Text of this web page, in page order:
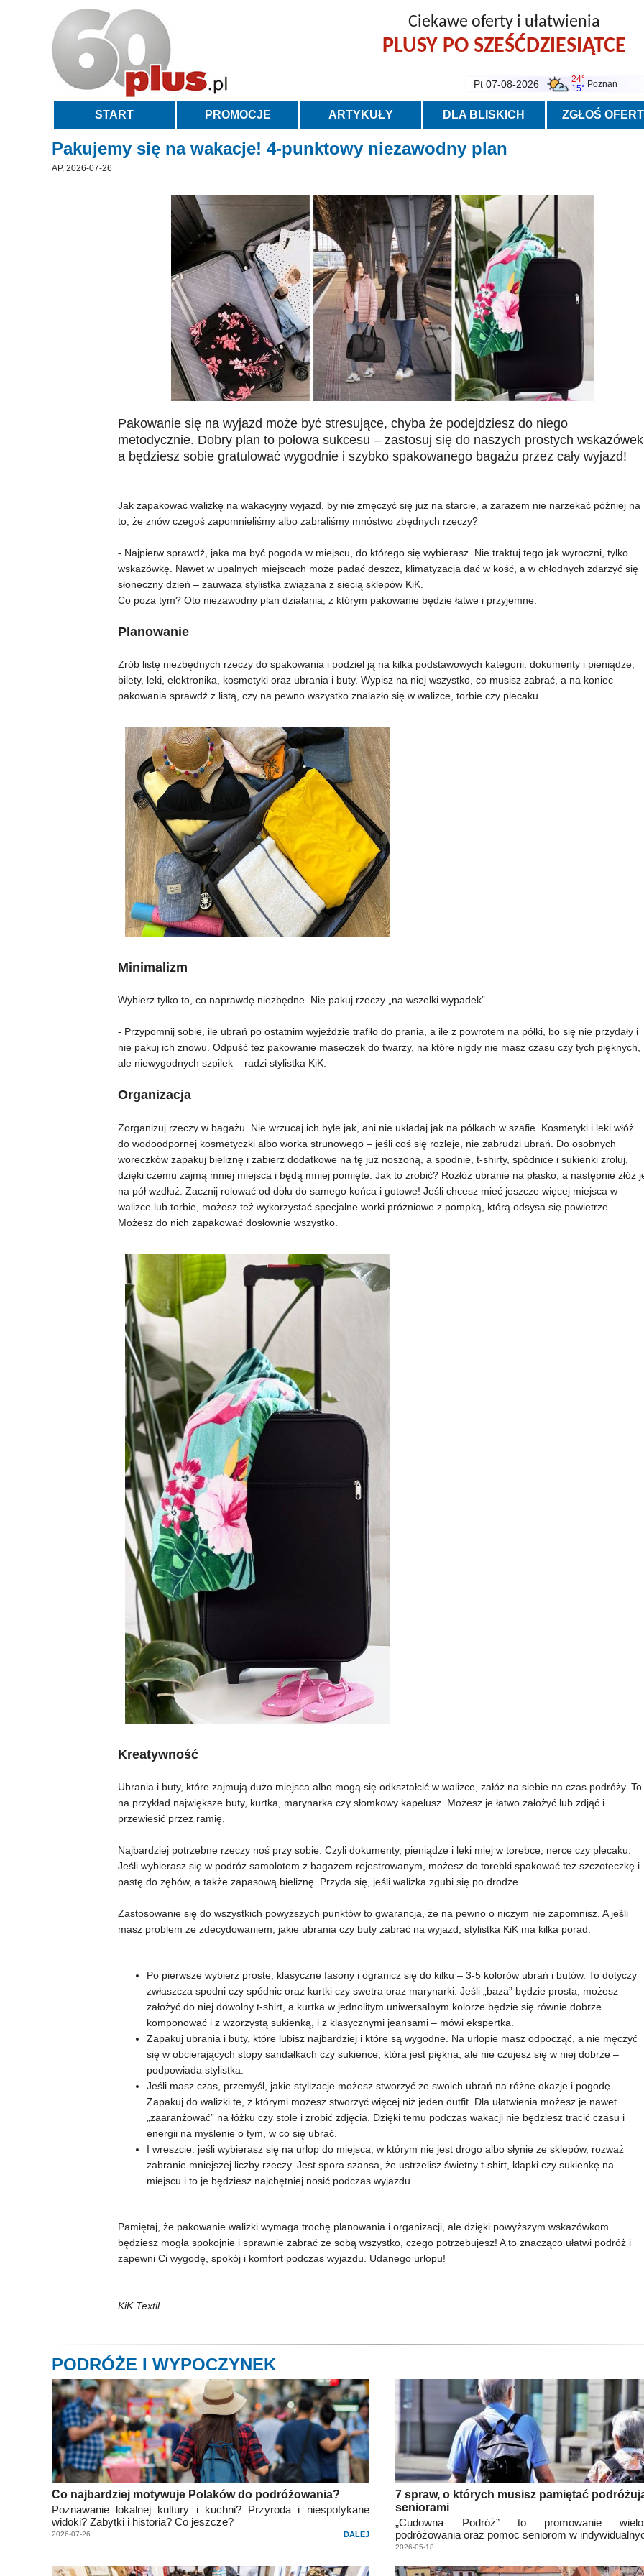
Ciekawe oferty i ułatwienia
PLUSY PO SZEŚĆDZIESIĄTCE
Pt 07-08-2026
24°
15° Poznań
START PROMOCJE ARTYKUŁY DLA BLISKICH ZGŁOŚ
Pakujemy się na wakacje! 4-punktowy niezawodny plan
AP, 2026-07-26
Pakowanie się na wyjazd może być stresujące, chyba że podejdziesz do niego
metodycznie. Dobry plan to połowa sukcesu – zastosuj się do naszych prostych
a będziesz sobie gratulować wygodnie i szybko spakowanego bagażu przez cały wyjazd!
Jak zapakować walizkę na wakacyjny wyjazd, by nie zmęczyć się już na starcie, a zarazem nie narzekać później na
to, że znów czegoś zapomnieliśmy albo zabraliśmy mnóstwo zbędnych rzeczy?
- Najpierw sprawdź, jaka ma być pogoda w miejscu, do którego się wybierasz. Nie traktuj tego jak wyroczni, tylko
wskazówkę. Nawet w upalnych miejscach może padać deszcz, klimatyzacja dać w kość, a w chłodnych zdarzyć się
słoneczny dzień – zauważa stylistka związana z siecią sklepów KiK.
Co poza tym? Oto niezawodny plan działania, z którym pakowanie będzie łatwe i przyjemne.
Planowanie
Zrób listę niezbędnych rzeczy do spakowania i podziel ją na kilka podstawowych kategorii: dokumenty i pieniądze,
bilety, leki, elektronika, kosmetyki oraz ubrania i buty. Wypisz na niej wszystko, co musisz zabrać, a na koniec
pakowania sprawdź z listą, czy na pewno wszystko znalazło się w walizce, torbie czy plecaku.
Minimalizm
Wybierz tylko to, co naprawdę niezbędne. Nie pakuj rzeczy „na wszelki wypadek”.
- Przypomnij sobie, ile ubrań po ostatnim wyjeździe trafiło do prania, a ile z powrotem na półki, bo się nie przydały i
nie pakuj ich znowu. Odpuść też pakowanie maseczek do twarzy, na które nigdy nie masz czasu czy tych pięknych,
ale niewygodnych szpilek – radzi stylistka KiK.
Organizacja
Zorganizuj rzeczy w bagażu. Nie wrzucaj ich byle jak, ani nie układaj jak na półkach w szafie. Kosmetyki i leki włóż
do wodoodpornej kosmetyczki albo worka strunowego – jeśli coś się rozleje, nie zabrudzi ubrań. Do osobnych
woreczków zapakuj bieliznę i zabierz dodatkowe na tę już noszoną, a spodnie, t-shirty, spódnice i sukienki zroluj,
dzięki czemu zajmą mniej miejsca i będą mniej pomięte. Jak to zrobić? Rozłóż ubranie na płasko, a następnie złóż
na pół wzdłuż. Zacznij rolować od dołu do samego końca i gotowe! Jeśli chcesz mieć jeszcze więcej miejsca w
walizce lub torbie, możesz też wykorzystać specjalne worki próżniowe z pompką, którą odsysa się powietrze.
Możesz do nich zapakować dosłownie wszystko.
Kreatywność
Ubrania i buty, które zajmują dużo miejsca albo mogą się odkształcić w walizce, załóż na siebie na czas podróży. To
na przykład największe buty, kurtka, marynarka czy słomkowy kapelusz. Możesz je łatwo założyć lub zdjąć i
przewiesić przez ramię.
Najbardziej potrzebne rzeczy noś przy sobie. Czyli dokumenty, pieniądze i leki miej w torebce, nerce czy plecaku.
Jeśli wybierasz się w podróż samolotem z bagażem rejestrowanym, możesz do torebki spakować też szczoteczkę i
pastę do zębów, a także zapasową bieliznę. Przyda się, jeśli walizka zgubi się po drodze.
Zastosowanie się do wszystkich powyższych punktów to gwarancja, że na pewno o niczym nie zapomnisz. A jeśli
masz problem ze zdecydowaniem, jakie ubrania czy buty zabrać na wyjazd, stylistka KiK ma kilka porad:
Po pierwsze wybierz proste, klasyczne fasony i ogranicz się do kilku – 3-5 kolorów ubrań i butów. To dotyczy
zwłaszcza spodni czy spódnic oraz kurtki czy swetra oraz marynarki. Jeśli „baza” będzie prosta, możesz
założyć do niej dowolny t-shirt, a kurtka w jednolitym uniwersalnym kolorze będzie się równie dobrze
komponować i z wzorzystą sukienką, i z klasycznymi jeansami – mówi ekspertka.
Zapakuj ubrania i buty, które lubisz najbardziej i które są wygodne. Na urlopie masz odpocząć, a nie męczyć
się w obcierających stopy sandałkach czy sukience, która jest piękna, ale nie czujesz się w niej dobrze –
podpowiada stylistka.
Jeśli masz czas, przemyśl, jakie stylizacje możesz stworzyć ze swoich ubrań na różne okazje i pogodę.
Zapakuj do walizki te, z którymi możesz stworzyć więcej niż jeden outfit. Dla ułatwienia możesz je nawet
„zaaranżować” na łóżku czy stole i zrobić zdjęcia. Dzięki temu podczas wakacji nie będziesz tracić czasu i
energii na myślenie o tym, w co się ubrać.
I wreszcie: jeśli wybierasz się na urlop do miejsca, w którym nie jest drogo albo słynie ze sklepów, rozważ
zabranie mniejszej liczby rzeczy. Jest spora szansa, że ustrzelisz świetny t-shirt, klapki czy sukienkę na
miejscu i to je będziesz najchętniej nosić podczas wyjazdu.
Pamiętaj, że pakowanie walizki wymaga trochę planowania i organizacji, ale dzięki powyższym wskazówkom
będziesz mogła spokojnie i sprawnie zabrać ze sobą wszystko, czego potrzebujesz! A to znacząco ułatwi podróż i
zapewni Ci wygodę, spokój i komfort podczas wyjazdu. Udanego urlopu!
KiK Textil
PODRÓŻE I WYPOCZYNEK
Co najbardziej motywuje Polaków do podróżowania?
Poznawanie lokalnej kultury i kuchni? Przyroda i niespotykane
widoki? Zabytki i historia? Co jeszcze?
2026-07-26 DALEJ
7 spraw, o których musisz pamiętać
seniorami
„Cudowna Podróż” to promowanie
podróżowania oraz pomoc seniorom w
2026-05-18